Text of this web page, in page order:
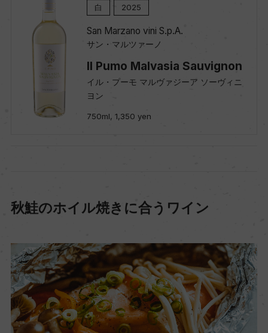
白 2025
San Marzano vini S.p.A.
サン・マルツァーノ
Il Pumo Malvasia Sauvignon
イル・プーモ マルヴァジーア ソーヴィニ
ヨン
750ml, 1,350 yen
秋鮭のホイル焼きに合うワイン